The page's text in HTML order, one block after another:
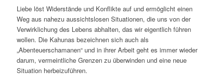
Liebe löst Widerstände und Konflikte auf und ermöglicht einen
Weg aus nahezu aussichtslosen Situationen, die uns von der
Verwirklichung des Lebens abhalten, das wir eigentlich führen
wollen. Die Kahunas bezeichnen sich auch als
„Abenteuerschamanen“ und in ihrer Arbeit geht es immer wieder
darum, vermeintliche Grenzen zu überwinden und eine neue
Situation herbeizuführen.